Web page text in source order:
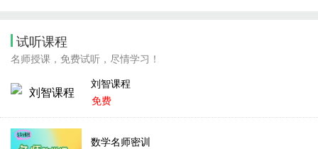
试听课程
名师授课，免费试听，尽情学习！
刘智课程
免费
数学名师密训